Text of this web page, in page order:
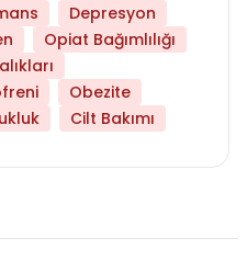
Depresyon
Opiat Bağımlılığı
Obezite
Cilt Bakımı